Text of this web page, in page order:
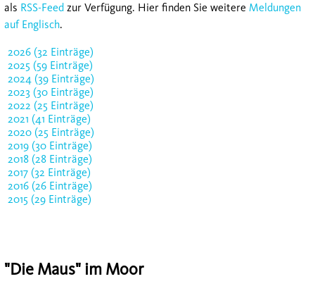
als RSS-Feed zur Verfügung. Hier finden Sie weitere Meldungen
auf Englisch.
2026 (32 Einträge)
2025 (59 Einträge)
2024 (39 Einträge)
2023 (30 Einträge)
2022 (25 Einträge)
2021 (41 Einträge)
2020 (25 Einträge)
2019 (30 Einträge)
2018 (28 Einträge)
2017 (32 Einträge)
2016 (26 Einträge)
2015 (29 Einträge)
"Die Maus" im Moor